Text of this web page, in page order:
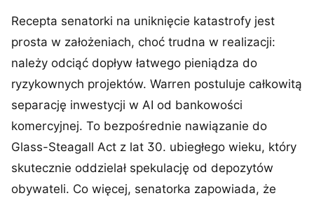
Recepta senatorki na uniknięcie katastrofy jest
prosta w założeniach, choć trudna w realizacji:
należy odciąć dopływ łatwego pieniądza do
ryzykownych projektów. Warren postuluje całkowitą
separację inwestycji w AI od bankowości
komercyjnej. To bezpośrednie nawiązanie do
Glass-Steagall Act z lat 30. ubiegłego wieku, który
skutecznie oddzielał spekulację od depozytów
obywateli. Co więcej, senatorka zapowiada, że